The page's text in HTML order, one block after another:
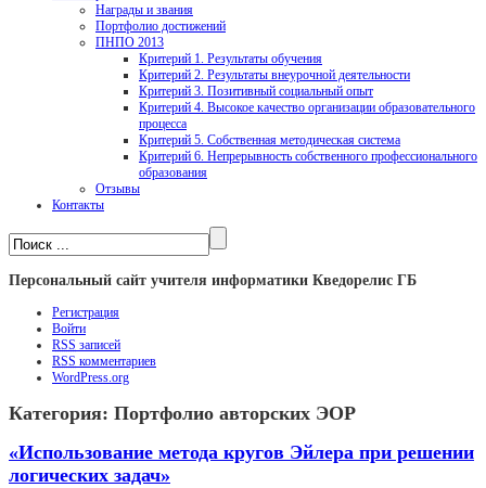
Награды и звания
Портфолио достижений
ПНПО 2013
Критерий 1. Результаты обучения
Критерий 2. Результаты внеурочной деятельности
Критерий 3. Позитивный социальный опыт
Критерий 4. Высокое качество организации образовательного
процесса
Критерий 5. Собственная методическая система
Критерий 6. Непрерывность собственного профессионального
образования
Отзывы
Контакты
Персональный сайт учителя информатики Кведорелис ГБ
Регистрация
Войти
RSS записей
RSS комментариев
WordPress.org
Категория: Портфолио авторских ЭОР
«Использование метода кругов Эйлера при решении
логических задач»